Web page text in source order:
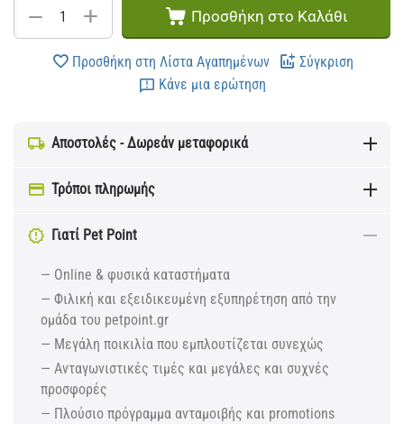
+
− Προσθήκη στο Καλάθι
Προσθήκη στη Λίστα Αγαπημένων
Σύγκριση
Κάνε μια ερώτηση
Αποστολές - Δωρεάν μεταφορικά
Τρόποι πληρωμής
Γιατί Pet Point
— Online & φυσικά καταστήματα
— Φιλική και εξειδικευμένη εξυπηρέτηση από την
ομάδα του petpoint.gr
— Μεγάλη ποικιλία που εμπλουτίζεται συνεχώς
— Ανταγωνιστικές τιμές και μεγάλες και συχνές
προσφορές
— Πλούσιο πρόγραμμα ανταμοιβής και promotions